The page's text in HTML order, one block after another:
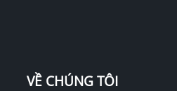
VỀ CHÚNG TÔI